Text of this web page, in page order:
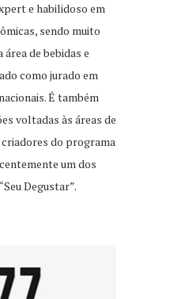
e habilidoso em
sendo muito
de bebidas e
como jurado em
É também
voltadas às áreas de
criadores do programa
um dos
Degustar”.